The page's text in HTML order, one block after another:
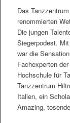
Das
renommierten
Die jungen
Siegerpodest.
war die
Fachexperten
Hochschule für
Tanzzentrum
Italien, ein
Amazing,